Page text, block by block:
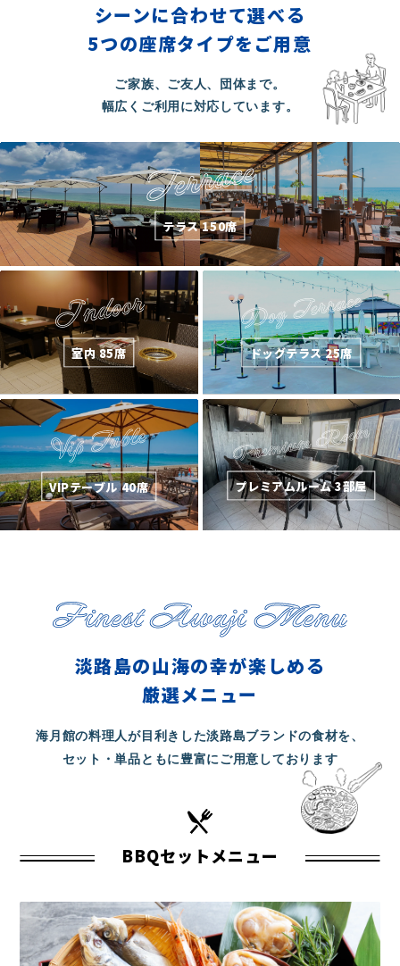
シーンに合わせて選べる
5つの座席タイプをご用意
ご家族、ご友人、団体まで。
幅広くご利用に対応しています。
テラス 150席
室内 85席 ドッグテラス 25席
VIPテーブル 40席 プレミアムルーム 3部屋
淡路島の山海の幸が楽しめる
厳選メニュー
海月館の料理人が目利きした淡路島ブランドの食材を、
セット・単品ともに豊富にご用意しております
BBQセットメニュー